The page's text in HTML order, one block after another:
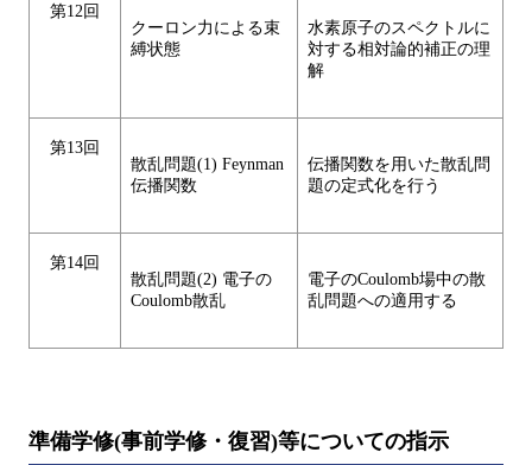
第12回
クーロン力による束
縛状態
水素原子のスペクトルに
対する相対論的補正の理
解
第13回
散乱問題(1) Feynman
伝播関数
伝播関数を用いた散乱問
題の定式化を行う
第14回
散乱問題(2) 電子の
Coulomb散乱
電子のCoulomb場中の散
乱問題への適用する
準備学修(事前学修・復習)等についての指示